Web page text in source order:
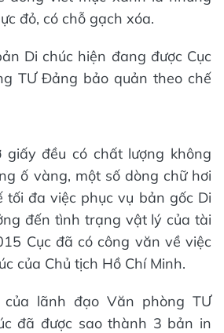
đỏ, có chỗ gạch xóa.
Di chúc hiện đang được Cục
TƯ Đảng bảo quản theo chế
giấy đều có chất lượng không
ố vàng, một số dòng chữ hơi
tối đa việc phục vụ bản gốc Di
đến tình trạng vật lý của tài
Cục đã có công văn về việc
của Chủ tịch Hồ Chí Minh.
lãnh đạo Văn phòng TƯ
đã được sao thành 3 bản in